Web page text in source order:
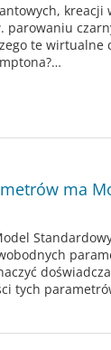
kreacji
parowaniu
te wirtualne
ma
tych